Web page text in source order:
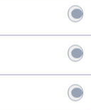
Wiem i ja! 4
dostępny!